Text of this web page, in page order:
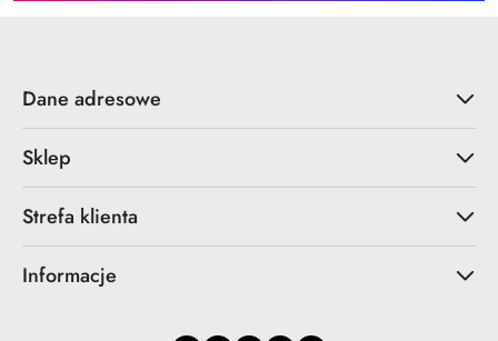
Dane adresowe
Sklep
Strefa klienta
Informacje